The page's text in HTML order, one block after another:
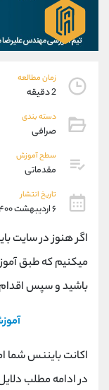
زمان مطالعه
2 دقیقه
دسته بندی
صرافی
سطح آموزش
مقدماتی
تاریخ انتشار
۶ اردیبهشت ۱۴۰۰
اگر هنوز در سایت
میکنیم که طبق
باشید و سپس
اکانت بایننس شما
در ادامه مطلب
واتساپ
تلگرام
پشتیبان فروش
موبایل
واتساپ
داخلی
اطلاعات تماس (دفتر
تلفن
بدون پیش شماره
اینستاگرام